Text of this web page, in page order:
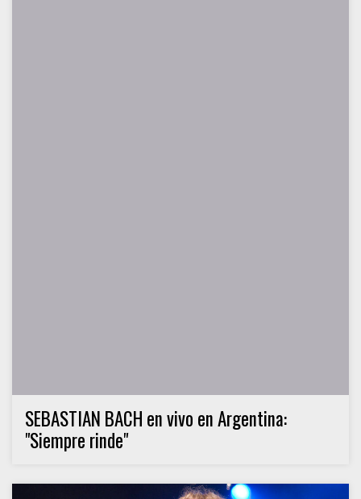
SEBASTIAN BACH en vivo en Argentina:
"Siempre rinde"